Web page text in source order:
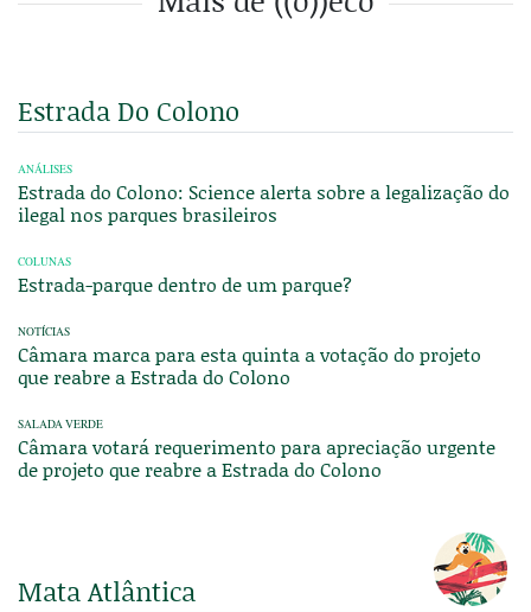
Estrada Do Colono
ANÁLISES
Estrada do Colono: Science alerta sobre a legalização do
ilegal nos parques brasileiros
COLUNAS
Estrada-parque dentro de um parque?
NOTÍCIAS
Câmara marca para esta quinta a votação do projeto
que reabre a Estrada do Colono
SALADA VERDE
Câmara votará requerimento para apreciação urgente
de projeto que reabre a Estrada do Colono
Mata Atlântica